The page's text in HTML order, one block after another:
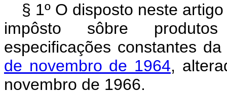
§ 1º O disposto neste
impôsto sôbre
especificações constantes
de novembro de 1964,
novembro de 1966.